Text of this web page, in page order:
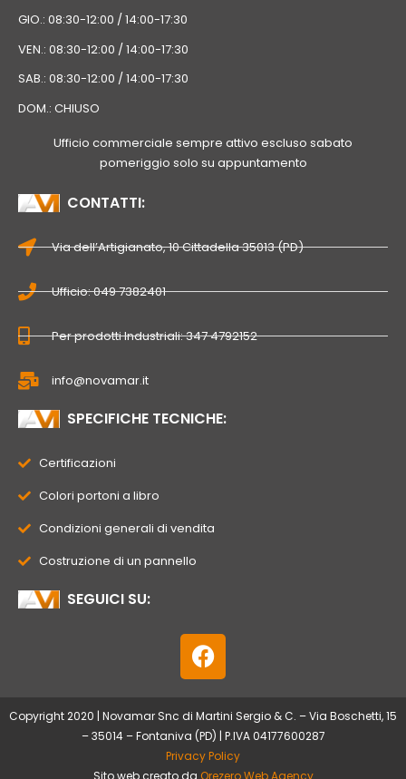
GIO.: 08:30-12:00 / 14:00-17:30
VEN.: 08:30-12:00 / 14:00-17:30
SAB.: 08:30-12:00 / 14:00-17:30
DOM.: CHIUSO
Ufficio commerciale sempre attivo escluso sabato
pomeriggio solo su appuntamento
CONTATTI:
Via dell’Artigianato, 10 Cittadella 35013 (PD)
Ufficio: 049 7382401
Per prodotti Industriali: 347 4792152
info@novamar.it
SPECIFICHE TECNICHE:
Certificazioni
Colori portoni a libro
Condizioni generali di vendita
Costruzione di un pannello
SEGUICI SU:
F
a
e
b
o
Copyright 2020 | Novamar Snc di Martini Sergio & C. – Via Boschetti, 15
– 35014 – Fontaniva (PD) | P.IVA 04177600287
Privacy Policy
Sito web creato da Orezero Web Agency